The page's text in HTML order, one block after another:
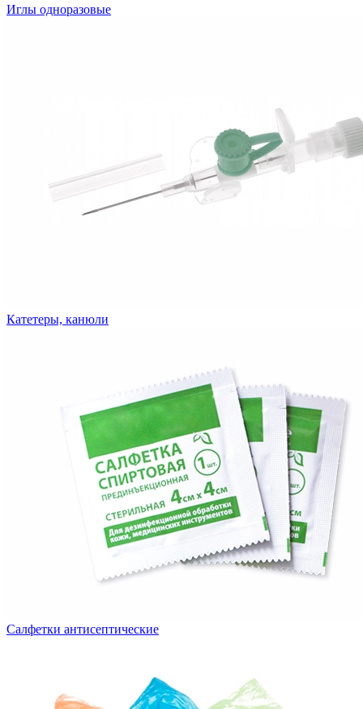
Иглы одноразовые
Катетеры, канюли
Салфетки антисептические